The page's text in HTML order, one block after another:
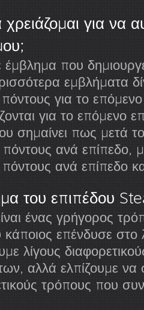
για να
που
εμβλήματα
για το
για το επόμενο
σημαίνει πως μετά
πόντους ανά επίπεδο,
ανά επίπεδο
του επιπέδου
ένας γρήγορος
επένδυσε στο
λίγους
αλλά ελπίζουμε να
τρόπους που